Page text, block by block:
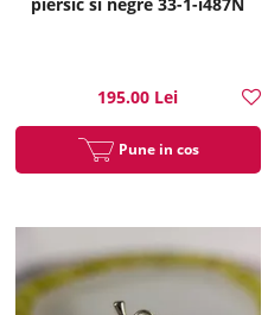
195.00 Lei
Pune in cos